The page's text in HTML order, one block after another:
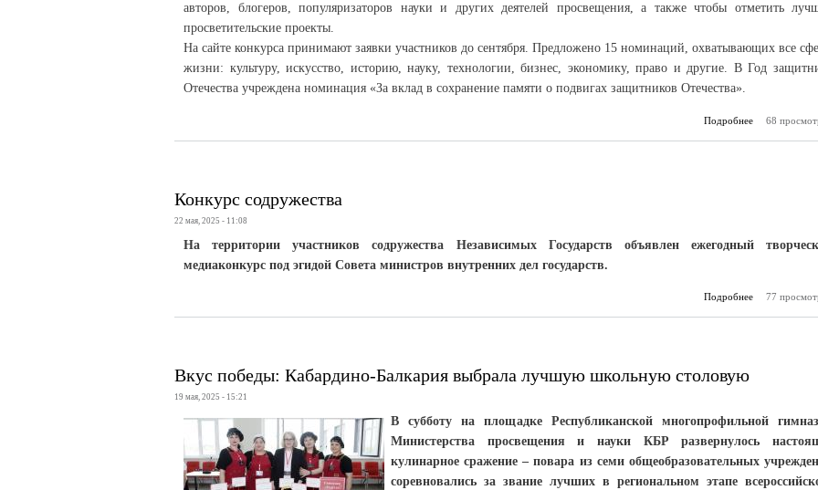
авторов, блогеров, популяризаторов науки и других деятелей просвещения, а также чтобы отметить
просветительские проекты.
На сайте конкурса принимают заявки участников до сентября. Предложено 15 номинаций, охватывающих все
жизни: культуру, искусство, историю, науку, технологии, бизнес, экономику, право и другие. В Год
Отечества учреждена номинация «За вклад в сохранение памяти о подвигах защитников Отечества».
Подробнее
о Знание
68
Конкурс содружества
22 мая, 2025 - 11:08
На территории участников содружества Независимых Государств объявлен ежегодный
медиаконкурс под эгидой Совета министров внутренних дел государств.
Подробнее 77
Вкус победы: Кабардино-Балкария выбрала лучшую школьную столовую
19 мая, 2025 - 15:21
В субботу на площадке Республиканской многопрофильной
Министерства просвещения и науки КБР развернулось
кулинарное сражение – повара из семи общеобразовательных
соревновались за звание лучших в региональном этапе